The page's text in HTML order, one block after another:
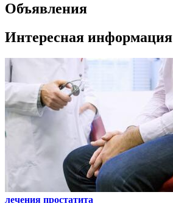
Объявления
Интересная информация
лечения простатита